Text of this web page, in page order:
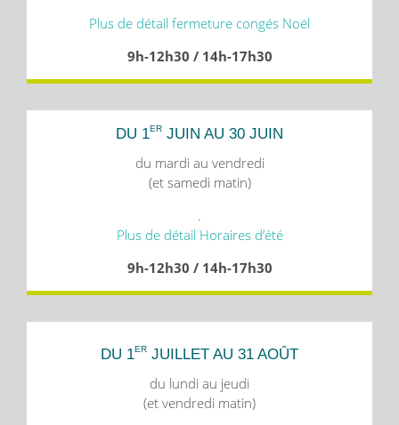
Plus de détail fermeture congés Noël
9h-12h30 / 14h-17h30
DU 1ER JUIN AU 30 JUIN
du mardi au vendredi
(et samedi matin)
.
Plus de détail Horaires d’été
9h-12h30 / 14h-17h30
DU 1ER JUILLET AU 31 AOÛT
du lundi au jeudi
(et vendredi matin)